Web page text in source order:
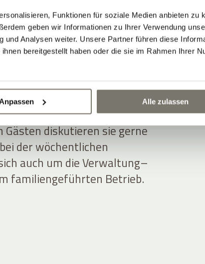
Funktionen für soziale Medien anbieten zu
geben wir Informationen zu Ihrer Verwendung
Analysen weiter. Unsere Partner führen diese
bereitgestellt haben oder die sie im Rahmen Ihrer
Anpassen Alle zulassen
und Christine an Anna
Gäste mit Freude, Geduld
Momenten.
arbeiten meist hinter den
Team in den Weinbergen und
diskutieren sie gerne
der wöchentlichen
auch um die Verwaltung–
familiengeführten Betrieb.